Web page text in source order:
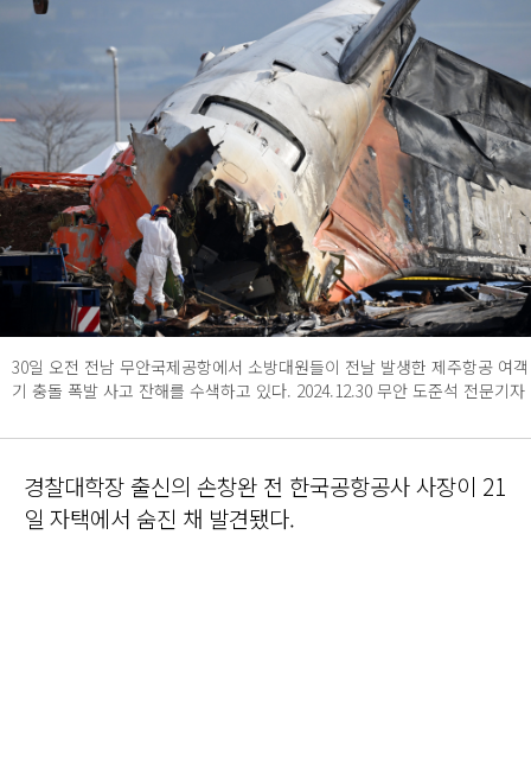
30일 오전 전남 무안국제공항에서 소방대원들이 전날 발생한 제주항공 여객
기 충돌 폭발 사고 잔해를 수색하고 있다. 2024.12.30 무안 도준석 전문기자
경찰대학장 출신의 손창완 전 한국공항공사 사장이 21
일 자택에서 숨진 채 발견됐다.